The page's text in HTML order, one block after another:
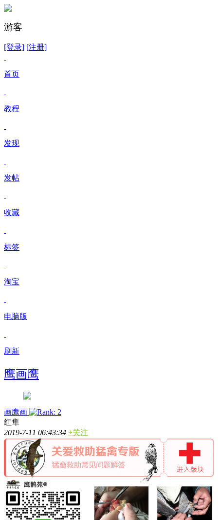
游客
[登录] [注册]
首页
教程
发现
发帖
收藏
标签
淘宝
电脑版
刷新
鹰画鹰
画鹰画
红隼
2019-7-11 06:43:34 +关注